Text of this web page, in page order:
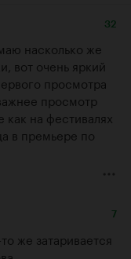
32
насколько же
вот очень яркий
просмотра
просмотр
как на фестивалях
в премьере по
7
же затаривается